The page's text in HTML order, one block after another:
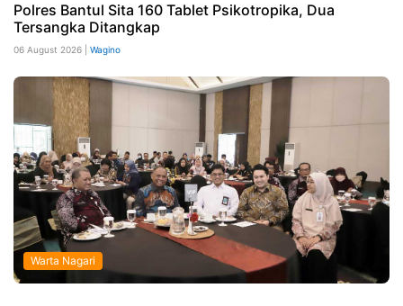
Polres Bantul Sita 160 Tablet Psikotropika, Dua
Tersangka Ditangkap
06 August 2026 | Wagino
Warta Nagari